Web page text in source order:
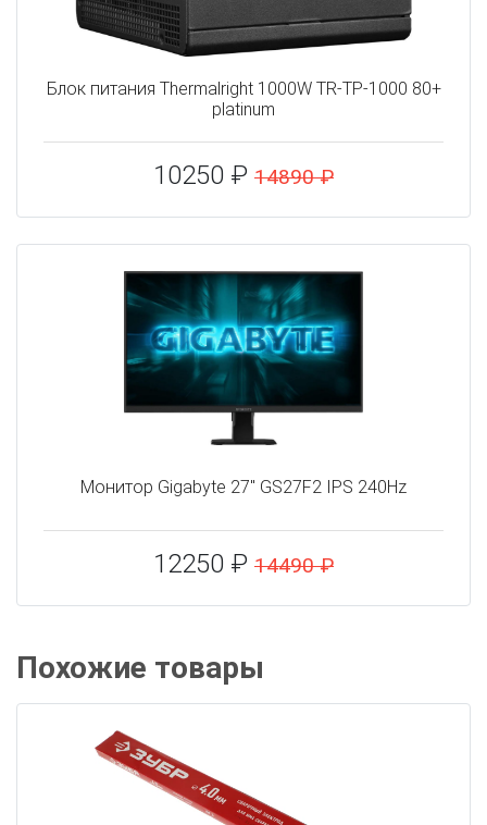
Блок питания Thermalright 1000W TR-TP-1000 80+
platinum
10250 ₽ 14890 ₽
Монитор Gigabyte 27" GS27F2 IPS 240Hz
12250 ₽ 14490 ₽
Похожие товары